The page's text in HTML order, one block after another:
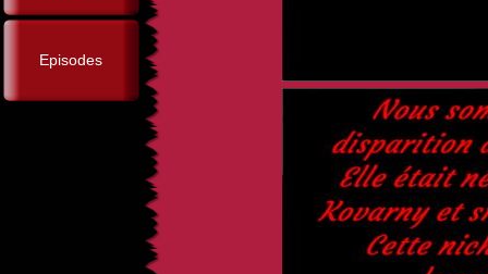
Episodes